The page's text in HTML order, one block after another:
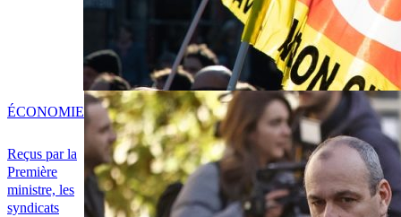
Reçus par la
Première
ministre, les
syndicats
ÉCONOMIE